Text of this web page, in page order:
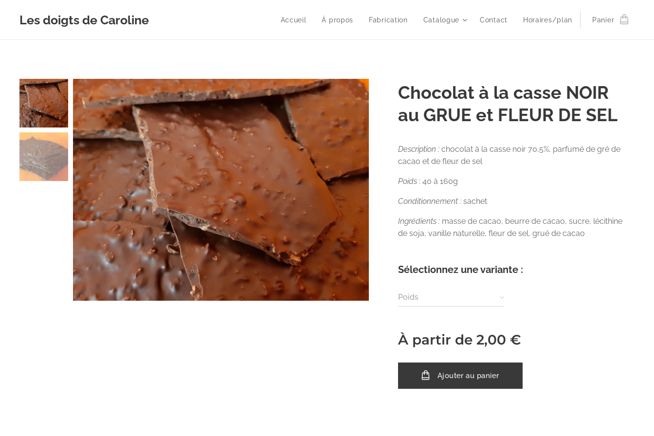
Les doigts de Caroline Accueil À propos Fabrication Catalogue Contact Horaires/plan Panier
Chocolat à la casse NOIR
au GRUE et FLEUR DE SEL
Description :chocolat à la casse noir 70,5%, parfumé de gré de
cacao et de fleur de sel
Poids : 40 à 160g
Conditionnement :sachet
Ingrédients : masse de cacao, beurre de cacao, sucre, lécithine
de soja, vanille naturelle, fleur de sel, grué de cacao
Sélectionnez une variante :
Poids
À partir de2,00 €
Ajouter au panier